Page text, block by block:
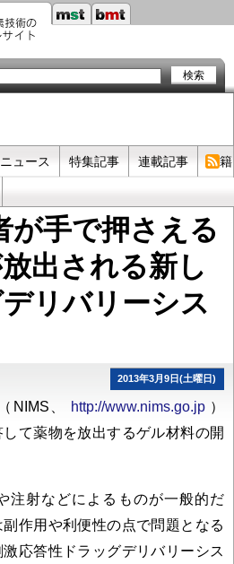
ニュース 特集記事 連載記事 書
が手で押さえる
出される新し
リバリーシス
2013年3月9日(土曜日)
NIMS、 http://www.nims.go.jp）
て薬物を放出するゲル材料の開
射などによるものが一般的だ
作用や利便性の点で問題となる
応答性ドラッグデリバリーシス